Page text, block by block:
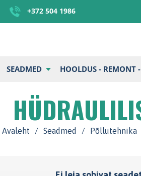
+372 504 1986
SEADMED HOOLDUS - REMONT
Avaleht / Seadmed / Põllutehnika